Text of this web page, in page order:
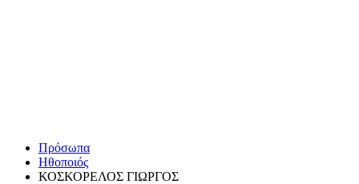
Πρόσωπα
Ηθοποιός
ΚΟΣΚΟΡΕΛΟΣ ΓΙΩΡΓΟΣ